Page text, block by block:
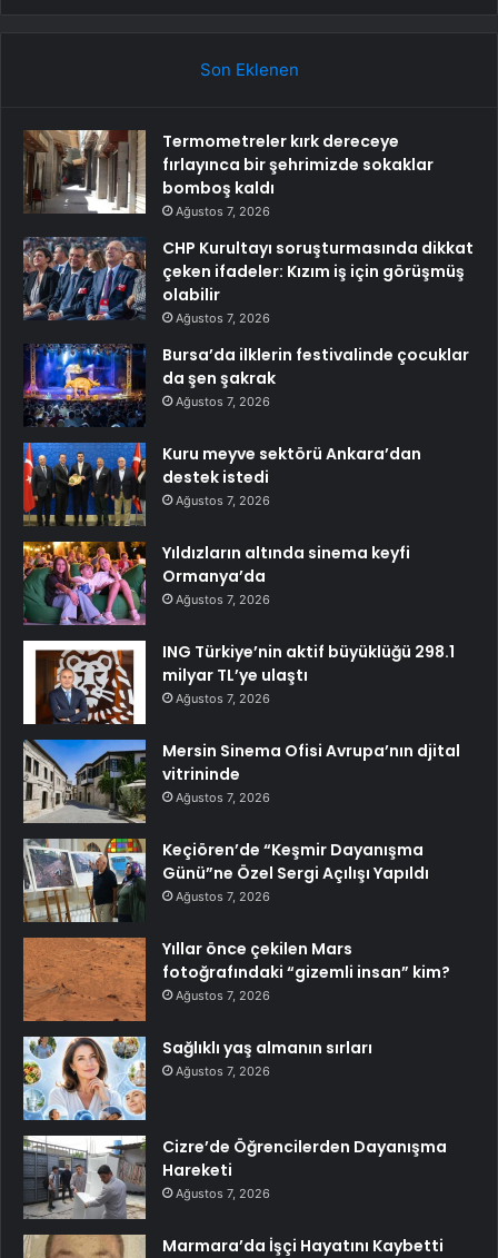
Son Eklenen
Termometreler kırk dereceye
fırlayınca bir şehrimizde sokaklar
bomboş kaldı
Ağustos 7, 2026
CHP Kurultayı soruşturmasında dikkat
çeken ifadeler: Kızım iş için görüşmüş
olabilir
Ağustos 7, 2026
Bursa’da ilklerin festivalinde çocuklar
da şen şakrak
Ağustos 7, 2026
Kuru meyve sektörü Ankara’dan
destek istedi
Ağustos 7, 2026
Yıldızların altında sinema keyfi
Ormanya’da
Ağustos 7, 2026
ING Türkiye’nin aktif büyüklüğü 298.1
milyar TL’ye ulaştı
Ağustos 7, 2026
Mersin Sinema Ofisi Avrupa’nın djital
vitrininde
Ağustos 7, 2026
Keçiören’de “Keşmir Dayanışma
Günü”ne Özel Sergi Açılışı Yapıldı
Ağustos 7, 2026
Yıllar önce çekilen Mars
fotoğrafındaki “gizemli insan” kim?
Ağustos 7, 2026
Sağlıklı yaş almanın sırları
Ağustos 7, 2026
Cizre’de Öğrencilerden Dayanışma
Hareketi
Ağustos 7, 2026
Marmara’da İşçi Hayatını Kaybetti